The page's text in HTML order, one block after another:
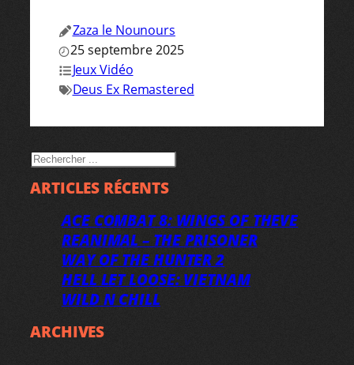
Zaza le Nounours
25 septembre 2025
Jeux Vidéo
Deus Ex Remastered
RECHERCHER
ARTICLES RÉCENTS
ACE COMBAT 8: WINGS OF THEVE
REANIMAL – THE PRISONER
WAY OF THE HUNTER 2
HELL LET LOOSE: VIETNAM
WILD N CHILL
ARCHIVES